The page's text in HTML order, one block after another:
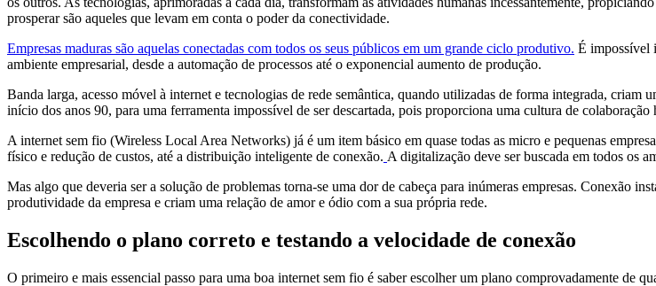
prosperar são aqueles que levam em conta o poder da conectividade.
Empresas maduras são aquelas conectadas com todos os seus públicos em um grande ciclo produtivo. É impossível
ambiente empresarial, desde a automação de processos até o exponencial aumento de produção.
Banda larga, acesso móvel à internet e tecnologias de rede semântica, quando utilizadas de forma integrada,
início dos anos 90, para uma ferramenta impossível de ser descartada, pois proporciona uma cultura de
A internet sem fio (Wireless Local Area Networks) já é um item básico em quase todas as micro e pequenas
físico e redução de custos, até a distribuição inteligente de conexão. A digitalização deve ser buscada em todos os
Mas algo que deveria ser a solução de problemas torna-se uma dor de cabeça para inúmeras empresas. Conexão
produtividade da empresa e criam uma relação de amor e ódio com a sua própria rede.
Escolhendo o plano correto e testando a velocidade de conexão
O primeiro e mais essencial passo para uma boa internet sem fio é saber escolher um plano comprovadamente de